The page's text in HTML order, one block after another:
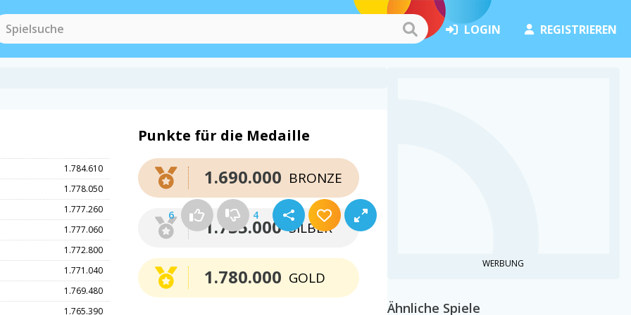
LOGIN REGISTRIEREN
6 4
1.784.610
1.778.050
1.777.260
1.777.060
1.772.800
1.771.040
1.769.480
1.765.390
Punkte für die Medaille
BRONZE
1.690.000
SILBER
1.735.000
GOLD
1.780.000
WERBUNG
Ähnliche Spiele